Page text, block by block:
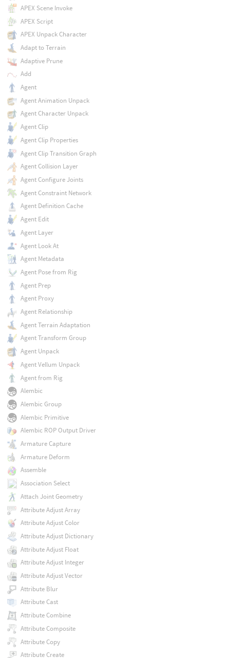
APEX Scene Invoke
APEX Script
APEX Unpack Character
Adapt to Terrain
Adaptive Prune
Add
Agent
Agent Animation Unpack
Agent Character Unpack
Agent Clip
Agent Clip Properties
Agent Clip Transition Graph
Agent Collision Layer
Agent Configure Joints
Agent Constraint Network
Agent Definition Cache
Agent Edit
Agent Layer
Agent Look At
Agent Metadata
Agent Pose from Rig
Agent Prep
Agent Proxy
Agent Relationship
Agent Terrain Adaptation
Agent Transform Group
Agent Unpack
Agent Vellum Unpack
Agent from Rig
Alembic
Alembic Group
Alembic Primitive
Alembic ROP Output Driver
Armature Capture
Armature Deform
Assemble
Association Select
Attach Joint Geometry
Attribute Adjust Array
Attribute Adjust Color
Attribute Adjust Dictionary
Attribute Adjust Float
Attribute Adjust Integer
Attribute Adjust Vector
Attribute Blur
Attribute Cast
Attribute Combine
Attribute Composite
Attribute Copy
Attribute Create